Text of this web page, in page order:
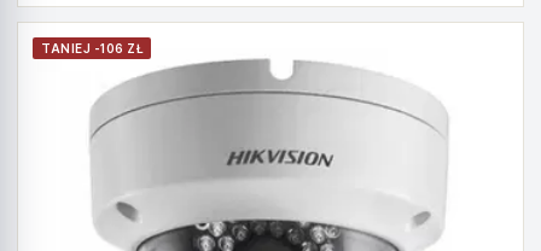
TANIEJ -106 ZŁ